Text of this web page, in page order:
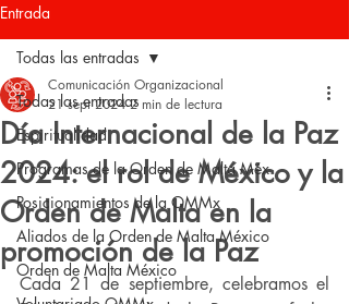
Entrada
Todas las entradas
Espiritualidad
Programas de la Orden de Malta Méx.
Posicionamientos de la OMMx
Aliados de la Orden de Malta México
Orden de Malta México
Todas las entradas
Día Internacional de la Paz
2024: el rol de México y la
Orden de Malta en la
promoción de la Paz
Comunicación Organizacional
21 sept 2024 2 min de lectura
Cada 21 de septiembre, celebramos el